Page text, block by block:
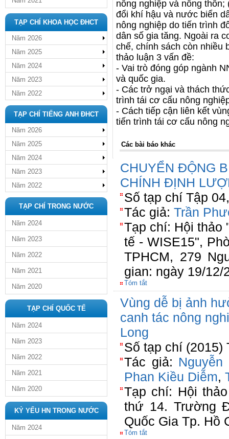
TẠP CHÍ KHOA HỌC ĐHCT
Năm 2026
Năm 2025
Năm 2024
Năm 2023
Năm 2022
TẠP CHÍ TIẾNG ANH ĐHCT
Năm 2026
Năm 2025
Năm 2024
Năm 2023
Năm 2022
TẠP CHÍ TRONG NƯỚC
Năm 2024
Năm 2023
Năm 2022
Năm 2021
Năm 2020
TẠP CHÍ QUỐC TẾ
Năm 2024
Năm 2023
Năm 2022
Năm 2021
Năm 2020
KỶ YẾU HN TRONG NƯỚC
Năm 2024
nông nghiệp và nông
đổi khí hậu và nước biển
nông nghiệp do tiến trình
dân số gia tăng. Ngoài ra
chế, chính sách còn nhiều
thảo luận 3 vấn đề:
- Vai trò đóng góp ngành
và quốc gia.
- Các trở ngại và thách
trình tái cơ cấu nông
- Cách tiếp cận liên kết
tiến trình tái cơ cấu nông
Các bài báo khác
CHUYỂN ĐỘNG
CHÍNH ĐỊNH
Số tạp chí Tập
Tác giả: Trần
Tạp chí: Hội thảo
tế - WISE15",
TPHCM, 279
gian: ngày 19/12/
Tóm tắt
Vùng dễ bị ảnh
canh tác nông
Long
Số tạp chí (2015)
Tác giả:
Phan Kiều Diễm,
Tạp chí: Hội
thứ 14. Trường
Quốc Gia Tp. Hồ
Tóm tắt